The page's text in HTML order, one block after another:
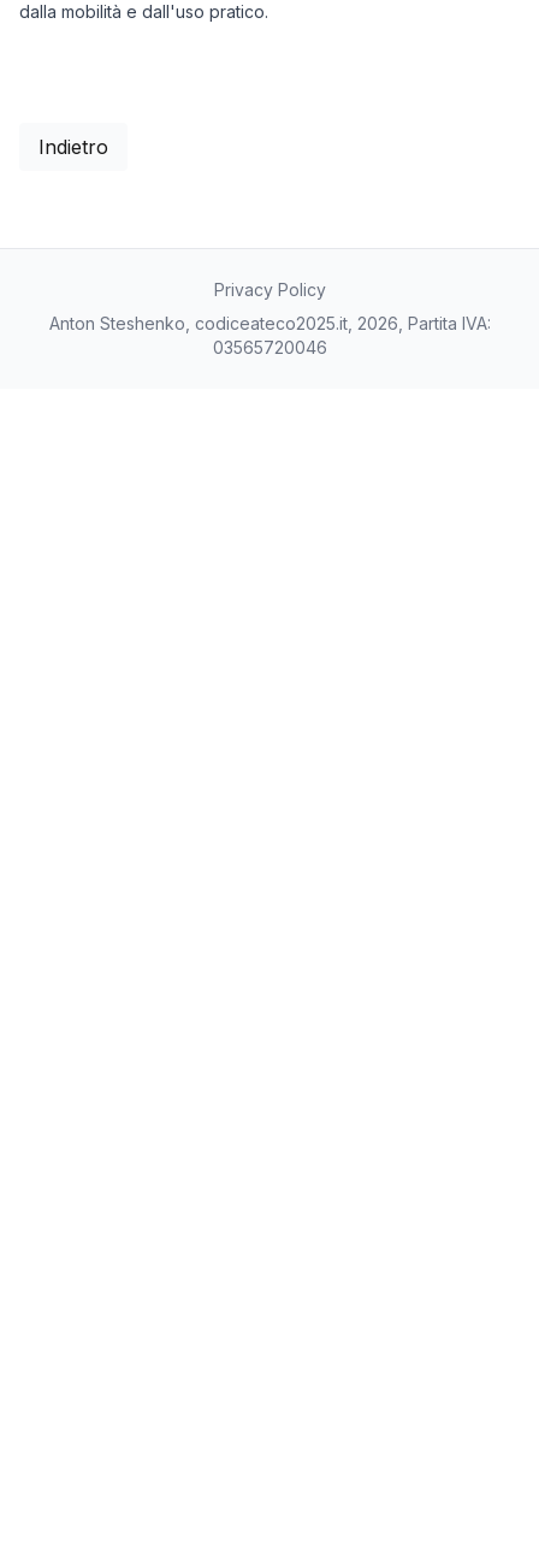
dalla mobilità e dall'uso pratico.
Indietro
Privacy Policy
Anton Steshenko, codiceateco2025.it, 2026, Partita IVA:
03565720046